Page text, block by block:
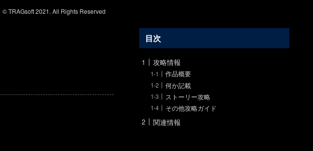
© TRAGsoft 2021. All Rights Reserved
目次
攻略情報
作品概要
何か記載